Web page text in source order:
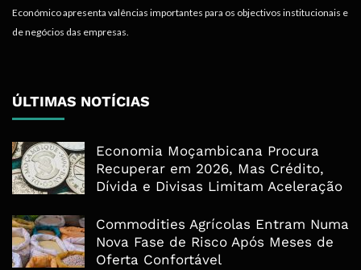
Económico apresenta valências importantes para os objectivos institucionais e
de negócios das empresas.
ÚLTIMAS NOTÍCIAS
Economia Moçambicana Procura
Recuperar em 2026, Mas Crédito,
Dívida e Divisas Limitam Aceleração
Commodities Agrícolas Entram Numa
Nova Fase de Risco Após Meses de
Oferta Confortável